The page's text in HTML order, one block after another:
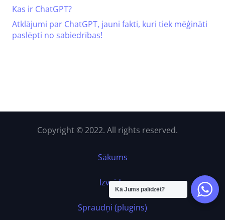
Kas ir ChatGPT?
Atklājumi par ChatGPT, jauni fakti, kuri tiek mēģināti
paslēpti no sabiedrības!
Copyright © 2022. All rights reserved.
Sākums
Izveide
Spraudņi (plugins)
Kā Jums palīdzēt?